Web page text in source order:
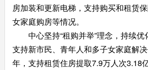
房加装和更新电梯，支持购买和租赁
女家庭购房等情况。
中心坚持“租购并举”理念，持续优
支持新市民、青年人和多子女家庭解
年，支持租赁住房提取7.9万人次3.18